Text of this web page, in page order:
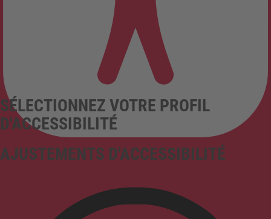
AJUSTEMENTS D'ACCESSIBILITÉ
SÉLECTIONNEZ VOTRE PROFIL
D'ACCESSIBILITÉ